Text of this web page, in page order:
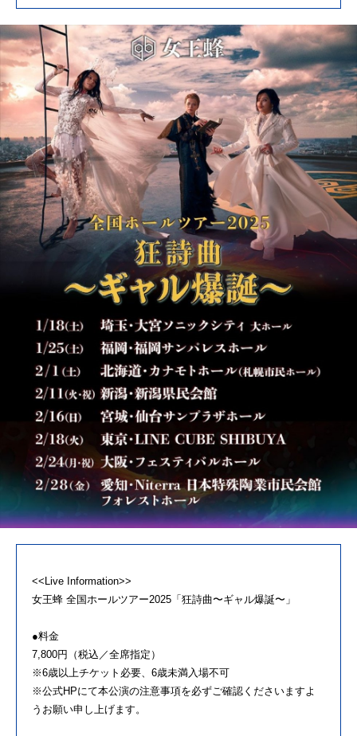
<<Live Information>>
女王蜂 全国ホールツアー2025「狂詩曲〜ギャル爆誕〜」
●料金
7,800円（税込／全席指定）
※6歳以上チケット必要、6歳未満入場不可
※公式HPにて本公演の注意事項を必ずご確認くださいますよ
うお願い申し上げます。